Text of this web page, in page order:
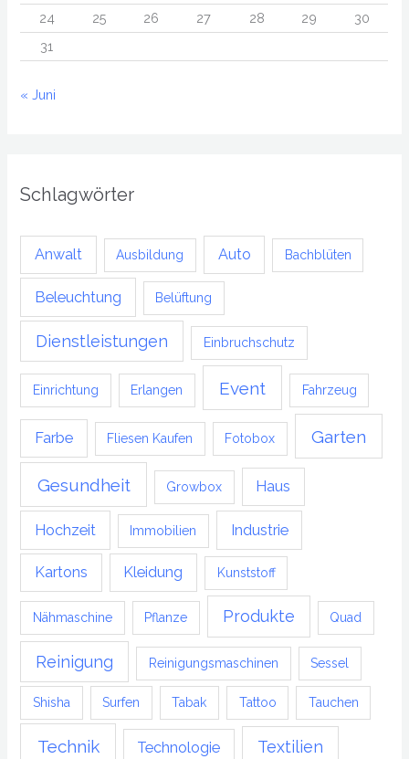
24
25 26 27 28 29
30
31
« Juni
Schlagwörter
Anwalt Ausbildung Auto Bachblüten
Beleuchtung Belüftung
Dienstleistungen Einbruchschutz
Einrichtung Erlangen Event Fahrzeug
Farbe Fliesen Kaufen Fotobox Garten
Gesundheit Growbox Haus
Hochzeit Immobilien Industrie
Kartons Kleidung Kunststoff
Nähmaschine Pflanze Produkte Quad
Reinigung Reinigungsmaschinen Sessel
Shisha Surfen Tabak Tattoo Tauchen
Technik Technologie Textilien